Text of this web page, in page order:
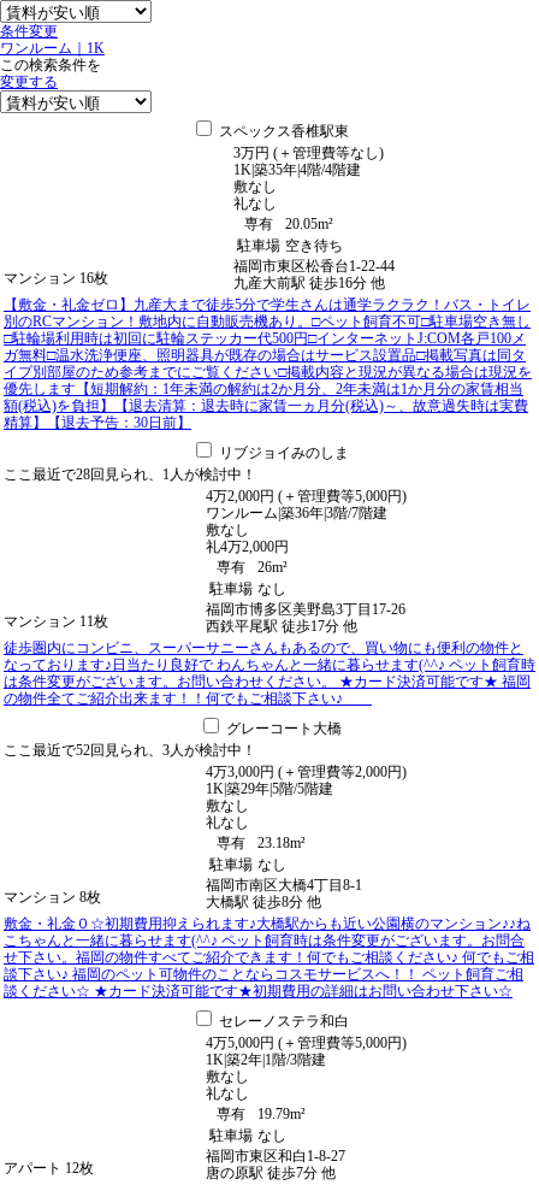
条件変更
ワンルーム
1K
この検索条件を
変更する
スペックス香椎駅東
マンション 16枚
3万円 (＋管理費等なし)
1K築35年4階/4階建
敷なし
礼なし
専有
20.05m²
駐車場 空き待ち
福岡市東区松香台1-22-44
九産大前駅 徒歩16分 他
【敷金・礼金ゼロ】九産大まで徒歩5分で学生さんは通学ラクラク！バス・トイレ
別のRCマンション！敷地内に自動販売機あり。□ペット飼育不可□駐車場空き無し
□駐輪場利用時は初回に駐輪ステッカー代500円□インターネットJ:COM各戸100メ
ガ無料□温水洗浄便座、照明器具が既存の場合はサービス設置品□掲載写真は同タ
イプ別部屋のため参考までにご覧ください□掲載内容と現況が異なる場合は現況を
優先します【短期解約：1年未満の解約は2か月分、2年未満は1か月分の家賃相当
額(税込)を負担】【退去清算：退去時に家賃一ヵ月分(税込)～、故意過失時は実費
精算】【退去予告：30日前】
リブジョイみのしま
ここ最近で28回 見られ、 1人が検討中！
マンション 11枚
4万2,000円 (＋管理費等5,000円)
ワンルーム 築36年3階/7階建
敷なし
礼4万2,000円
専有
26m²
駐車場 なし
福岡市博多区美野島3丁目17-26
西鉄平尾駅 徒歩17分 他
徒歩圏内にコンビニ、スーパーサニーさんもあるので、買い物にも便利の物件と
なっております♪日当たり良好で わんちゃんと一緒に暮らせます(^^♪ ペット飼育時
は条件変更がございます。お問い合わせください。 ★カード決済可能です★ 福岡
の物件全てご紹介出来ます！！何でもご相談下さい♪
グレーコート大橋
ここ最近で52回 見られ、 3人が検討中！
マンション 8枚
4万3,000円 (＋管理費等2,000円)
1K築29年5階/5階建
敷なし
礼なし
専有
23.18m²
駐車場 なし
福岡市南区大橋4丁目8-1
大橋駅 徒歩8分 他
敷金・礼金０☆初期費用抑えられます♪大橋駅からも近い公園横のマンション♪♪ね
こちゃんと一緒に暮らせます(^^♪ ペット飼育時は条件変更がございます。お問合
せ下さい。福岡の物件すべてご紹介できます！何でもご相談ください♪ 何でもご相
談下さい♪ 福岡のペット可物件のことならコスモサービスへ！！ ペット飼育ご相
談ください☆ ★カード決済可能です★初期費用の詳細はお問い合わせ下さい☆
セレーノステラ和白
アパート 12枚
4万5,000円 (＋管理費等5,000円)
1K築2年 1階/3階建
敷なし
礼なし
専有
19.79m²
駐車場 なし
福岡市東区和白1-8-27
唐の原駅 徒歩7分 他